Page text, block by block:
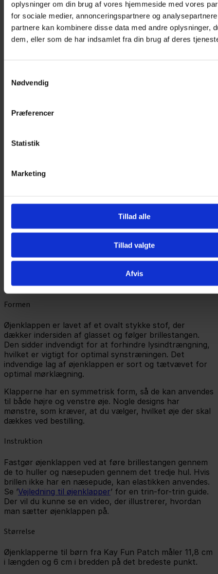
oplysninger om din brug af vores hjemmeside med vores
for sociale medier, annonceringspartnere og
partnere kan kombinere disse data med andre oplysninger,
dem, eller som de har indsamlet fra din brug af deres
Nødvendig
Præferencer
Statistik
Marketing
Tillad alle
Tillad valgte
Afvis
Beskrivelse
Yderligere information
Denne øjenklap med flagermus kan anvendes af børn,
der bruger briller, som skal fx træne et dovent øje i
har briller, kan du findeøjenklapper med elastik. i vores
til alle briller og kan bruges til at dække enten højre
Vi tilbyder Danmarks største udvalg af øjenklapper af
Øjenklappen er ideel til amblyopi-behandling for børn,
der bærer briller. Den placeres på indersiden af brillen,
hvilket sikrer, at den sidder godt og holder lys ude fra
siderne. Klappen kan også anvendes som et
, når der er behov for en
pause fra dem.
Brugen skal altid ske efter aftale med en ortoptist eller
øjenlæge.
Formen
Øjenklappen er lavet af et ovalt stykke stof, der
dækker indersiden af glasset og følger brillestangen.
Den sidder indvendigt for at forhindre lysindtrængning,
hvilket er vigtigt for optimal synstræningen. Det
indvendige lag af øjenklappen er sort og tætvævet for
optimal mørklægning.
Klapperne har en symmetrisk form, så de kan anvendes
til både højre og venstre øje. Nogle designs har
mønstre, som kræver, at du vælger, hvilket øje der skal
dækkes ved bestilling.
Instruktion
Fastgør øjenklappen ved at føre brillestangen gennem
de to huller og næsepuden gennem det tredje hul. Hvis
brillen ikke har en næsepude, kan elastikken anvendes.
Se ’Vejledning til øjenklapper’ for en trin-for-trin guide.
Der vil du kunne se en video, der illustrerer, hvordan
man sætter øjenklappen på.
Størrelse
Øjenklapperne til børn fra Kay Fun Patch måler 11,8 cm
i længden og 6 cm i bredden på det bredeste punkt.